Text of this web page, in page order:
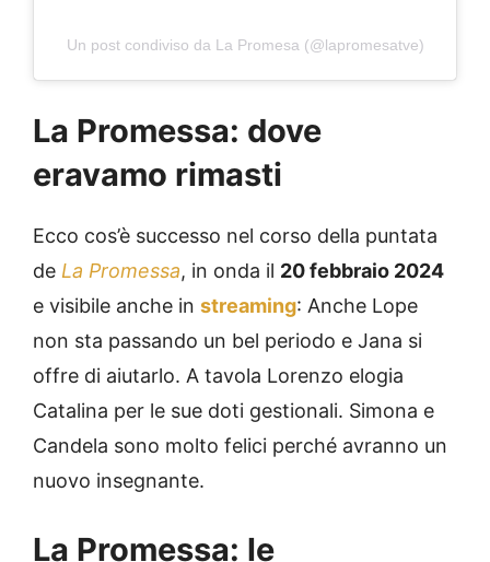
Un post condiviso da La Promesa (@lapromesatve)
La Promessa: dove
eravamo rimasti
Ecco cos’è successo nel corso della puntata
de La Promessa, in onda il 20 febbraio 2024
e visibile anche in streaming: Anche Lope
non sta passando un bel periodo e Jana si
offre di aiutarlo. A tavola Lorenzo elogia
Catalina per le sue doti gestionali. Simona e
Candela sono molto felici perché avranno un
nuovo insegnante.
La Promessa: le